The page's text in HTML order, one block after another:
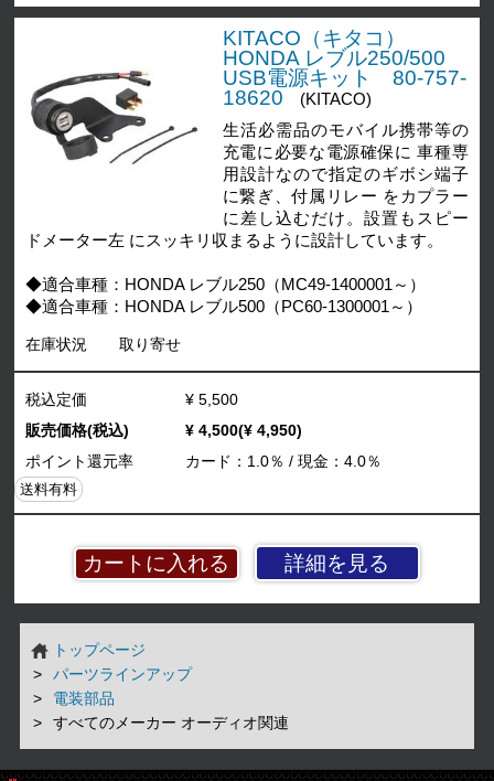
KITACO（キタコ）
HONDA レブル250/500
USB電源キット 80-757-
18620
(KITACO)
生活必需品のモバイル携帯等の
充電に必要な電源確保に 車種専
用設計なので指定のギボシ端子
に繋ぎ、付属リレー をカプラー
に差し込むだけ。設置もスピー
ドメーター左 にスッキリ収まるように設計しています。
◆適合車種：HONDA レブル250（MC49-1400001～）
◆適合車種：HONDA レブル500（PC60-1300001～）
在庫状況 取り寄せ
詳細を見る
税込定価
¥ 5,500
販売価格(税込)
¥ 4,500(¥ 4,950)
ポイント還元率
カード：1.0％ / 現金：4.0％
送料有料
トップページ
パーツラインアップ
電装部品
すべてのメーカー オーディオ関連